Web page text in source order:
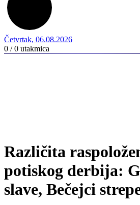
Četvrtak, 06.08.2026
0 / 0 utakmica
Različita
potiskog derbija:
slave, Bečejci